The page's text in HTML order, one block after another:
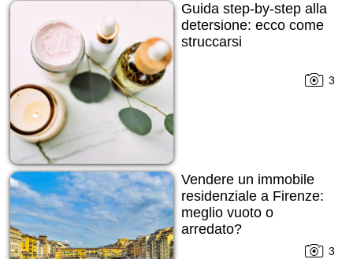
Guida step-by-step alla
detersione: ecco come
struccarsi
3
Vendere un immobile
residenziale a Firenze:
meglio vuoto o
arredato?
3